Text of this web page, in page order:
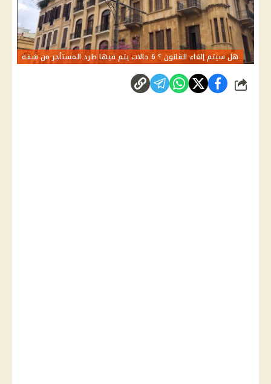
هل سيتم إلغاء القانون ؟ 6 حالات يتم فيها طرد المستأجر من شقة
شارك